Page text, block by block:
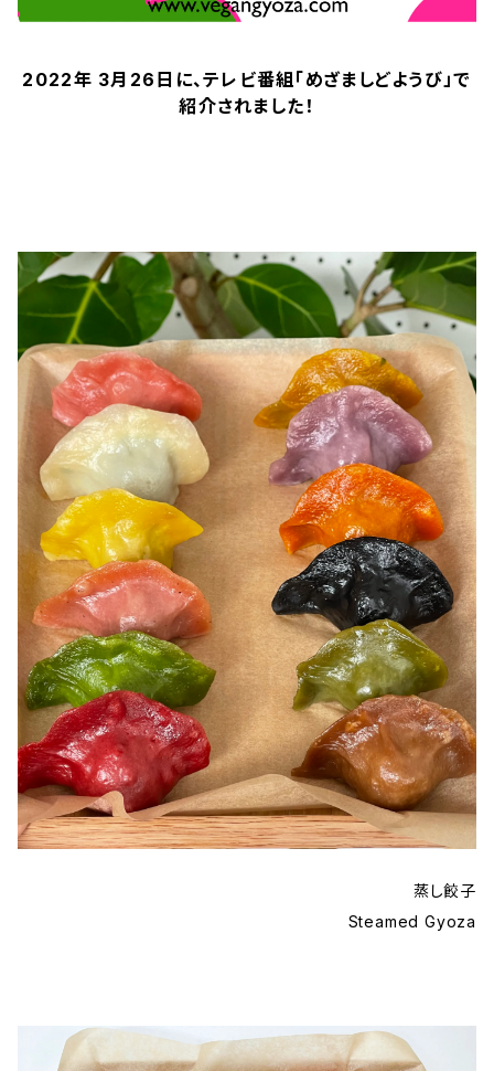
2022年 3月26日に、テレビ番組「めざましどようび」で
紹介されました！
蒸し餃子
Steamed Gyoza